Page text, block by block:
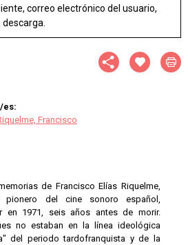
correo electrónico del usuario,
es:
Francisco
de Francisco Elías Riquelme,
del cine sonoro español,
en 1971, seis años antes de morir.
no estaban en la línea ideológica
del periodo tardofranquista y de la